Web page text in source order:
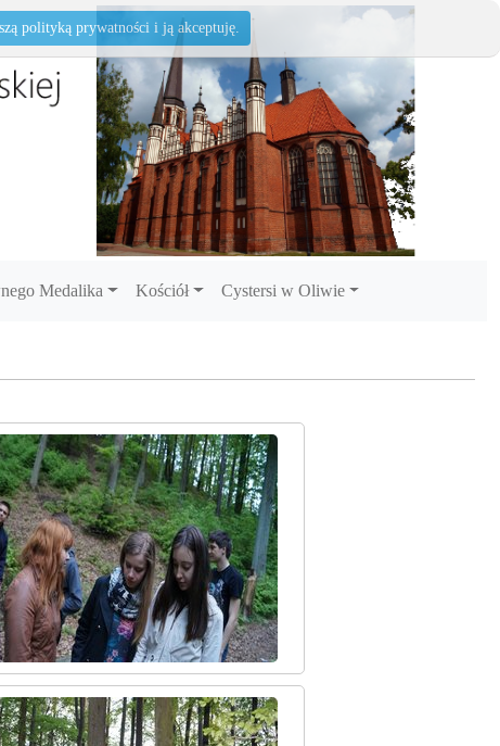
Medalika Kościół Cystersi w Oliwie
polityką prywatności i ją akceptuję.